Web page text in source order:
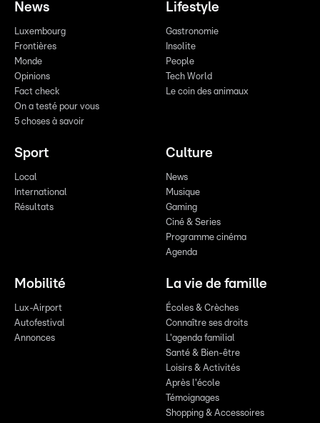
News
Luxembourg
Frontières
Monde
Opinions
Fact check
On a testé pour vous
5 choses à savoir
Lifestyle
Gastronomie
Insolite
People
Tech World
Le coin des animaux
Sport
Local
International
Résultats
Culture
News
Musique
Gaming
Ciné & Series
Programme cinéma
Agenda
Mobilité
Lux-Airport
Autofestival
Annonces
La vie de famille
Écoles & Crèches
Connaître ses droits
L'agenda familial
Santé & Bien-être
Loisirs & Activités
Après l'école
Témoignages
Shopping & Accessoires